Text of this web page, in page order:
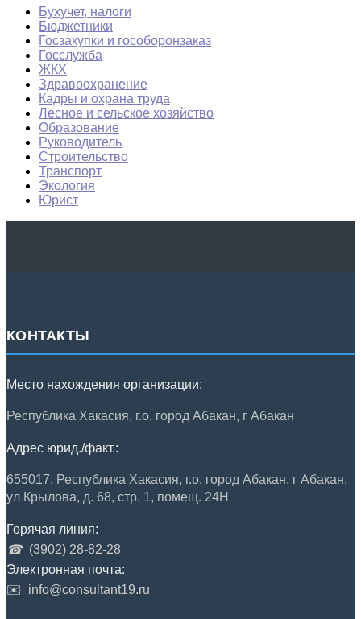
Бухучет, налоги
Бюджетники
Госзакупки и гособоронзаказ
Госслужба
ЖКХ
Здравоохранение
Кадры и охрана труда
Лесное и сельское хозяйство
Образование
Руководитель
Строительство
Транспорт
Экология
Юрист
КОНТАКТЫ
Место нахождения организации:
Республика Хакасия, г.о. город Абакан, г Абакан
Адрес юрид./факт.:
655017, Республика Хакасия, г.о. город Абакан, г Абакан,
ул Крылова, д. 68, стр. 1, помещ. 24Н
Горячая линия:
☎ (3902) 28-82-28
Электронная почта:
✉️
info@consultant19.ru